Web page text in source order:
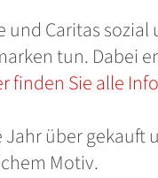
und Caritas
tun. Dabei
finden Sie alle
Jahr über
Motiv.